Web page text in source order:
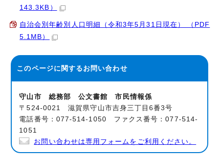
143.3KB）
自治会別年齢別人口明細（令和3年5月31日現在） （PDF
5.1MB）
このページに関するお問い合わせ
守山市 総務部 公文書館 市民情報係
〒524-0021 滋賀県守山市吉身三丁目6番3号
電話番号：077-514-1050 ファクス番号：077-514-
1051
お問い合わせは専用フォームをご利用ください。